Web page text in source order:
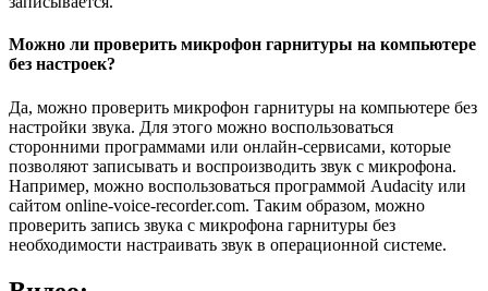
Можно ли проверить микрофон гарнитуры на компьютере
без настроек?
Да, можно проверить микрофон гарнитуры на компьютере без
настройки звука. Для этого можно воспользоваться
сторонними программами или онлайн-сервисами, которые
позволяют записывать и воспроизводить звук с микрофона.
Например, можно воспользоваться программой Audacity или
сайтом online-voice-recorder.com. Таким образом, можно
проверить запись звука с микрофона гарнитуры без
необходимости настраивать звук в операционной системе.